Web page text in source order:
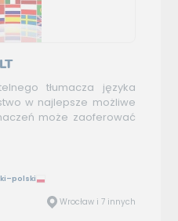
tłumacza języka
w najlepsze możliwe
może zaoferować
Wrocław i 7 innych